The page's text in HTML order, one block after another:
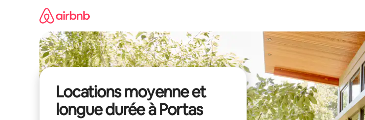
Locations moyenne et
longue durée à Portas